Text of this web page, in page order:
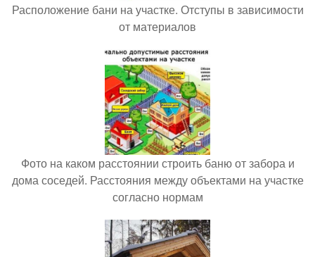
Расположение бани на участке. Отступы в зависимости
от материалов
Фото на каком расстоянии строить баню от забора и
дома соседей. Расстояния между объектами на участке
согласно нормам